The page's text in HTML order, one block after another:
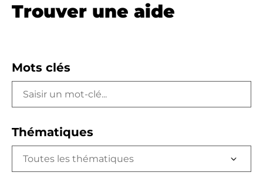
Trouver une aide
Mots clés
Thématiques
Toutes les thématiques